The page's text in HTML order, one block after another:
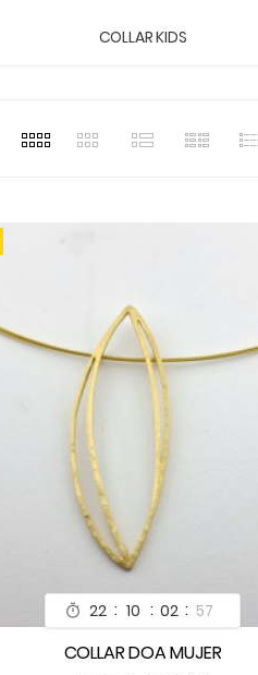
COLLAR KIDS
 22 : 10 : 02 : 55
 
COLLAR DOA MUJER